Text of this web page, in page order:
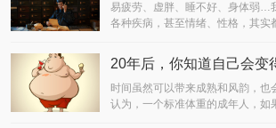
易疲劳、虚胖、睡不好、身体弱…
各种疾病，甚至情绪、性格，其实
20年后，你知道自己会变
时间虽然可以带来成熟和风韵，也
认为，一个标准体重的成年人，如